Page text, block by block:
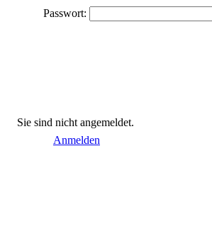
Passwort:
Sie sind nicht angemeldet.
Anmelden